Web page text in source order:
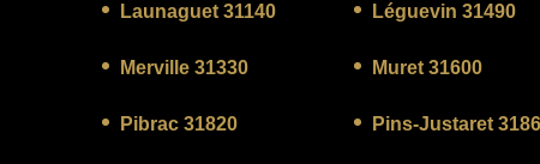
Launaguet 31140 Léguevin 31490
Merville 31330 Muret 31600
Pibrac 31820 Pins-Justaret